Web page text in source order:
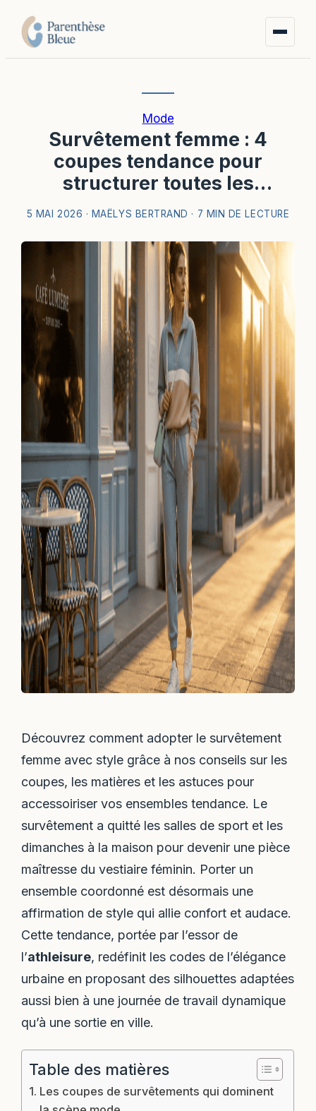
Mode
Survêtement femme : 4
coupes tendance pour
structurer toutes les
morphologies
5 MAI 2026 · MAËLYS BERTRAND · 7 MIN DE LECTURE
Découvrez comment adopter le survêtement
femme avec style grâce à nos conseils sur les
coupes, les matières et les astuces pour
accessoiriser vos ensembles tendance. Le
survêtement a quitté les salles de sport et les
dimanches à la maison pour devenir une pièce
maîtresse du vestiaire féminin. Porter un
ensemble coordonné est désormais une
affirmation de style qui allie confort et audace.
Cette tendance, portée par l’essor de
l’athleisure, redéfinit les codes de l’élégance
urbaine en proposant des silhouettes adaptées
aussi bien à une journée de travail dynamique
qu’à une sortie en ville.
Table des matières
Les coupes de survêtements qui dominent